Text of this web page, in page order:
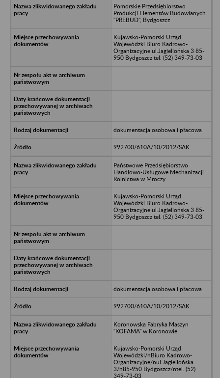
Pomorskie Przedsiębiorstwo
Produkcji Elementów Budowlanych
"PREBUD", Bydgoszcz
Kujawsko-Pomorski Urząd
Wojewódzki Biuro Kadrowo-
Organizacyjne ul.Jagiellońska 3 85-
950 Bydgoszcz tel. (52) 349-73-03
dokumentacja osobowa i płacowa
992700/610A/10/2012/SAK
Państwowe Przedsiębiorstwo
Handlowo-Usługowe Mechanizacji
Rolnictwa w Mroczy
Kujawsko-Pomorski Urząd
Wojewódzki Biuro Kadrowo-
Organizacyjne ul.Jagiellońska 3 85-
950 Bydgoszcz tel. (52) 349-73-03
dokumentacja osobowa i płacowa
992700/610A/10/2012/SAK
Koronowska Fabryka Maszyn
"KOFAMA" w Koronowie
Kujawsko-Pomorski Urząd
Wojewódzki/nBiuro Kadrowo-
Organizacyjne/nul.Jagiellońska
3/n85-950 Bydgoszcz/ntel. (52)
349-73-03